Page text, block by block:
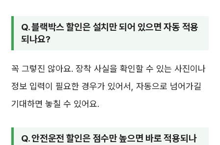
Q. 블랙박스 할인은 설치만 되어 있으면 자동 적용
되나요?
꼭 그렇진 않아요. 장착 사실을 확인할 수 있는 사진이나
정보 입력이 필요한 경우가 있어서, 자동으로 넘어가길
기대하면 놓칠 수 있어요.
Q. 안전운전 할인은 점수만 높으면 바로 적용되나